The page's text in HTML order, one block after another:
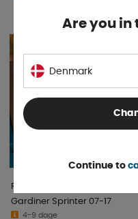
REMI Gardiner Højre & Venstre
Gardiner Sprinter 07-17
4-9 dage
Are you in
Denmark
Continue to